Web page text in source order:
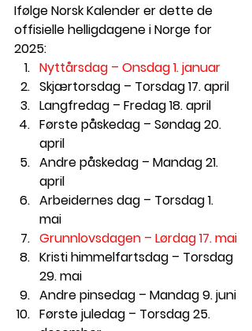
Ifølge Norsk Kalender er dette de
offisielle helligdagene i Norge for
2025:
Nyttårsdag – Onsdag 1. januar
Skjærtorsdag – Torsdag 17. april
Langfredag – Fredag 18. april
Første påskedag – Søndag 20.
april
Andre påskedag – Mandag 21.
april
Arbeidernes dag – Torsdag 1.
mai
Grunnlovsdagen – Lørdag 17. mai
Kristi himmelfartsdag – Torsdag
29. mai
Andre pinsedag – Mandag 9. juni
Første juledag – Torsdag 25.